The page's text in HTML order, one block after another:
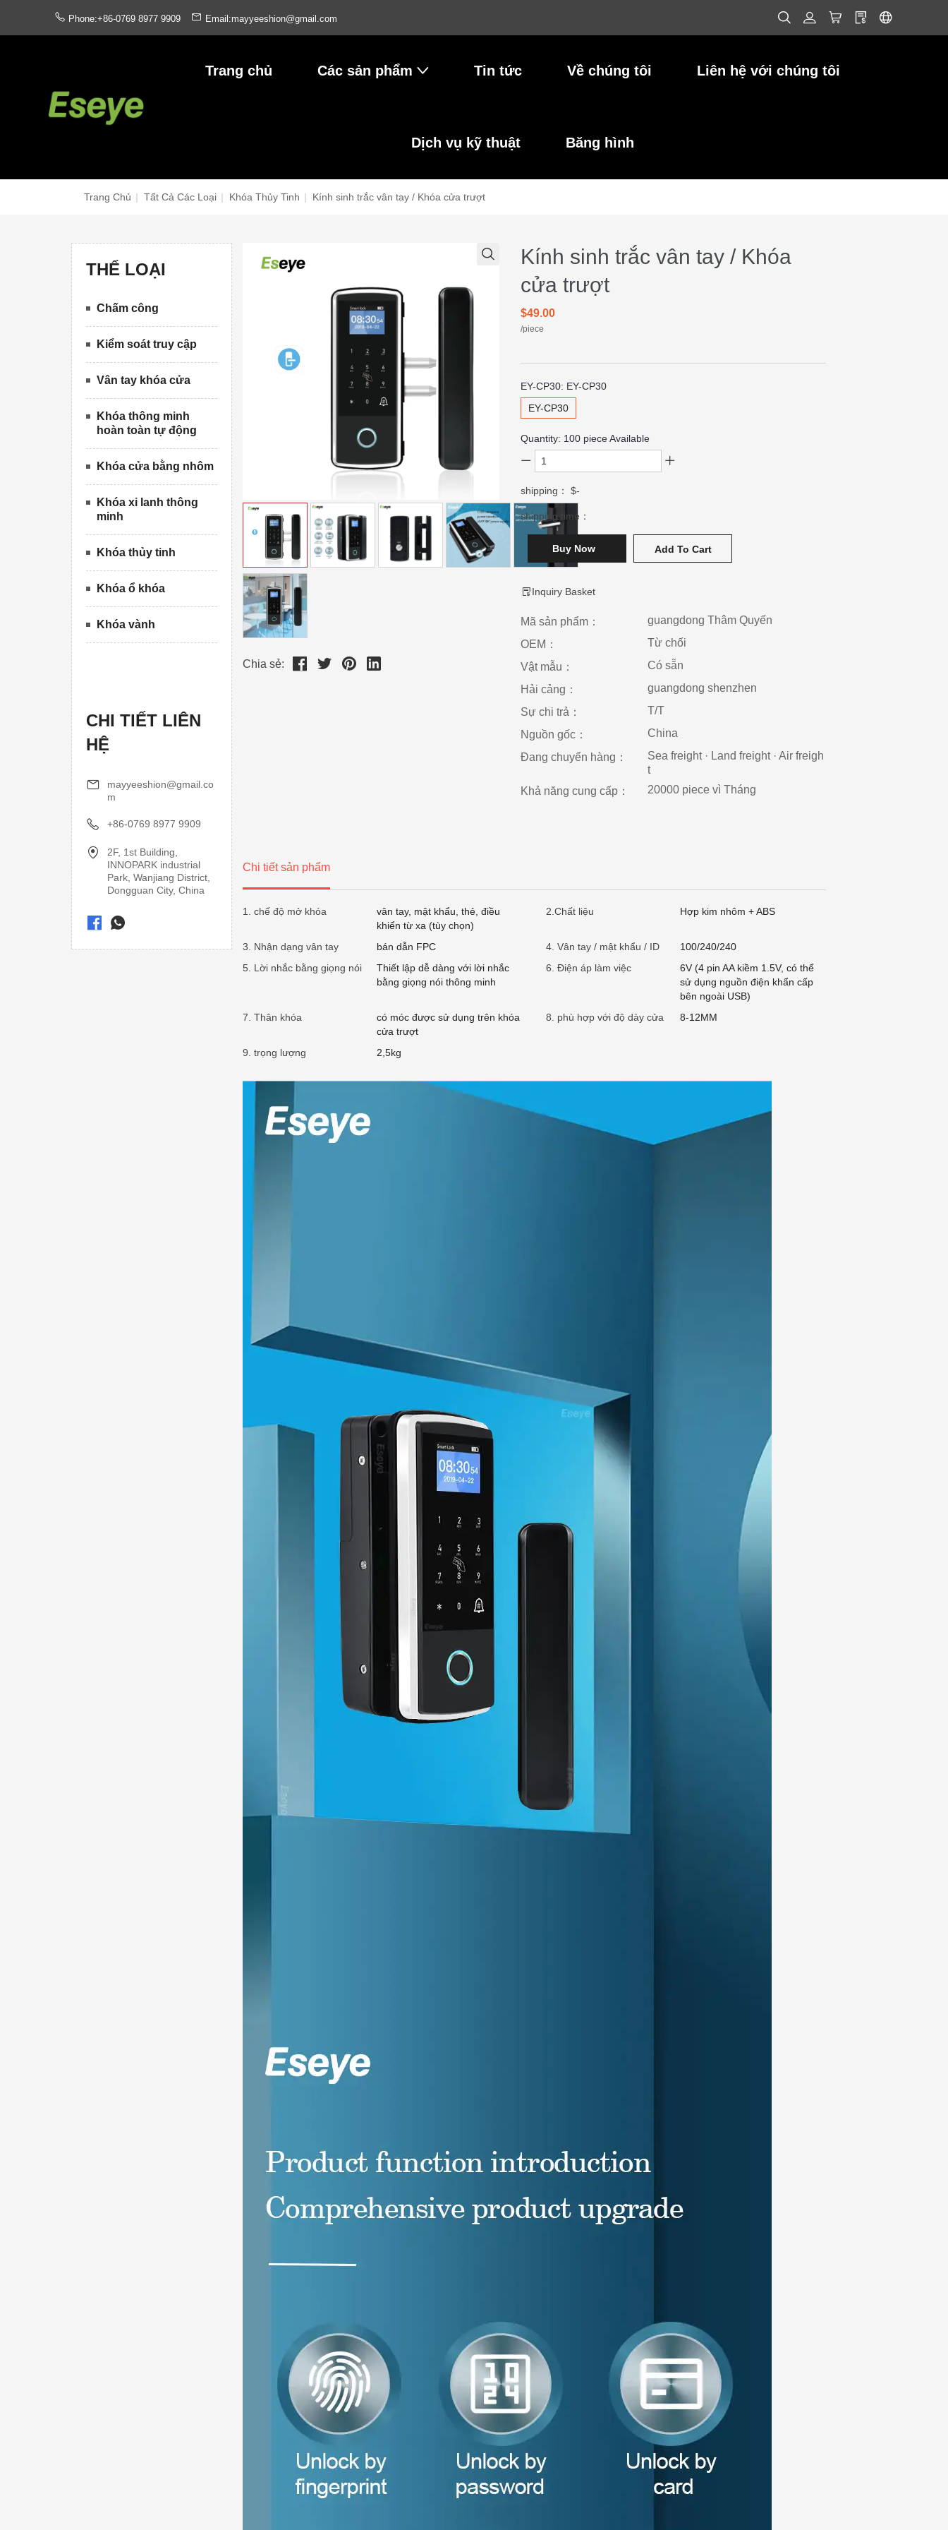
Phone:+86-0769 8977 9909 Email:mayyeeshion@gmail.com
Trang chủ Các sản phẩm Tin tức Về chúng tôi Liên hệ với chúng tôi
Dịch vụ kỹ thuật Băng hình
Trang Chủ | Tất Cả Các Loại | Khóa Thủy Tinh | Kính sinh trắc vân tay / Khóa cửa trượt
THỂ LOẠI
Chấm công
Kiểm soát truy cập
Vân tay khóa cửa
Khóa thông minh
hoàn toàn tự động
Khóa cửa bằng nhôm
Khóa xi lanh thông
minh
Khóa thủy tinh
Khóa ổ khóa
Khóa vành
CHI TIẾT LIÊN
HỆ
mayyeeshion@gmail.co
m
+86-0769 8977 9909
2F, 1st Building,
INNOPARK industrial
Park, Wanjiang District,
Dongguan City, China
Chia sẻ:
Kính sinh trắc vân tay / Khóa
cửa trượt
$49.00
/piece
EY-CP30: EY-CP30
EY-CP30
Quantity: 100 piece Available
shipping：$-
shipping time：
Buy Now Add To Cart
Inquiry Basket
Mã sản phẩm：
guangdong Thâm Quyến
OEM：
Từ chối
Vật mẫu：
Có sẵn
Hải cảng：
guangdong shenzhen
Sự chi trả：
T/T
Nguồn gốc：
China
Đang chuyển hàng：
Sea freight · Land freight · Air freigh
t
Khả năng cung cấp：
20000 piece vì Tháng
Chi tiết sản phẩm
1. chế độ mở khóa
vân tay, mật khẩu, thẻ, điều
khiển từ xa (tùy chọn)
2.Chất liệu Hợp kim nhôm + ABS
3. Nhận dạng vân tay bán dẫn FPC 4. Vân tay / mật khẩu / ID
100/240/240
5. Lời nhắc bằng giọng nói
Thiết lập dễ dàng với lời nhắc
bằng giọng nói thông minh
6. Điện áp làm việc
6V (4 pin AA kiềm 1.5V, có thể
sử dụng nguồn điện khẩn cấp
bên ngoài USB)
7. Thân khóa
có móc được sử dụng trên khóa
cửa trượt
8. phù hợp với độ dày cửa 8-12MM
9. trọng lượng 2,5kg